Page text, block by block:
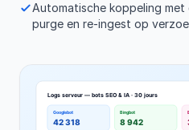
Automatische koppeling met
purge en re-ingest op